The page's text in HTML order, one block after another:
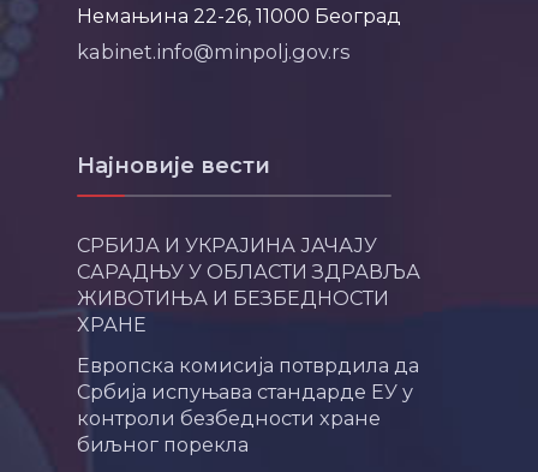
Немањина 22-26, 11000 Београд
kabinet.info@minpolj.gov.rs
Најновије вести
СРБИЈА И УКРАЈИНА ЈАЧАЈУ
САРАДЊУ У ОБЛАСТИ ЗДРАВЉА
ЖИВОТИЊА И БЕЗБЕДНОСТИ
ХРАНЕ
Европска комисија потврдила да
Србија испуњава стандарде ЕУ у
контроли безбедности хране
биљног порекла